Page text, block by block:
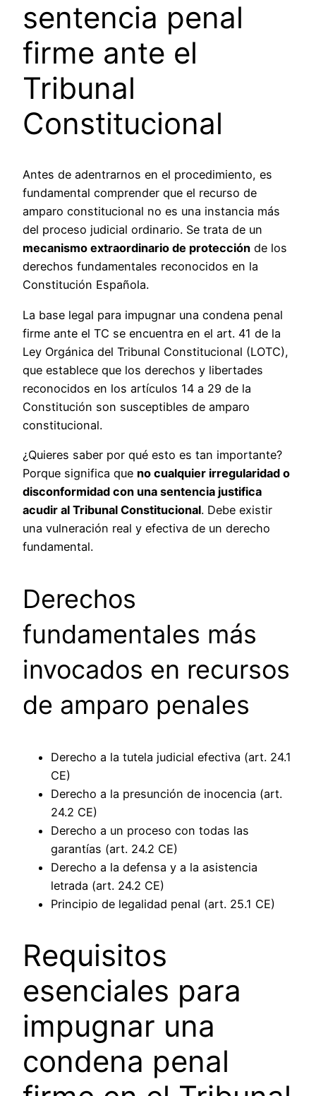
sentencia penal
firme ante el
Tribunal
Constitucional
Antes de adentrarnos en el procedimiento, es
fundamental comprender que el recurso de
amparo constitucional no es una instancia más
del proceso judicial ordinario. Se trata de un
mecanismo extraordinario de protección de los
derechos fundamentales reconocidos en la
Constitución Española.
La base legal para impugnar una condena penal
firme ante el TC se encuentra en el art. 41 de la
Ley Orgánica del Tribunal Constitucional (LOTC),
que establece que los derechos y libertades
reconocidos en los artículos 14 a 29 de la
Constitución son susceptibles de amparo
constitucional.
¿Quieres saber por qué esto es tan importante?
Porque significa que no cualquier irregularidad o
disconformidad con una sentencia justifica
acudir al Tribunal Constitucional. Debe existir
una vulneración real y efectiva de un derecho
fundamental.
Derechos
fundamentales más
invocados en recursos
de amparo penales
Derecho a la tutela judicial efectiva (art. 24.1
CE)
Derecho a la presunción de inocencia (art.
24.2 CE)
Derecho a un proceso con todas las
garantías (art. 24.2 CE)
Derecho a la defensa y a la asistencia
letrada (art. 24.2 CE)
Principio de legalidad penal (art. 25.1 CE)
Requisitos
esenciales para
impugnar una
condena penal